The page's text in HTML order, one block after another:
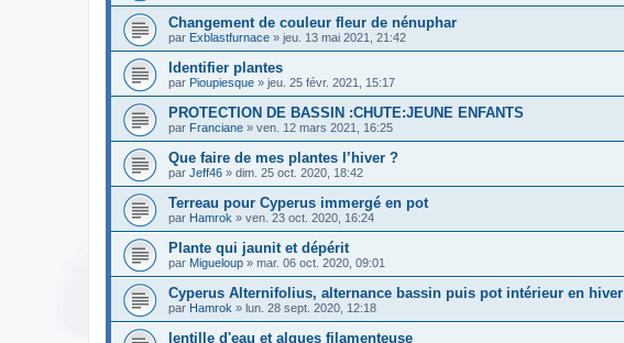
Changement de couleur fleur de nénuphar
par Exblastfurnace » jeu. 13 mai 2021, 21:42
Identifier plantes
par Pioupiesque » jeu. 25 févr. 2021, 15:17
PROTECTION DE BASSIN :CHUTE:JEUNE ENFANTS
par Franciane » ven. 12 mars 2021, 16:25
Que faire de mes plantes l’hiver ?
par Jeff46 » dim. 25 oct. 2020, 18:42
Terreau pour Cyperus immergé en pot
par Hamrok » ven. 23 oct. 2020, 16:24
Plante qui jaunit et dépérit
par Migueloup » mar. 06 oct. 2020, 09:01
Cyperus Alternifolius, alternance bassin puis pot intérieur en hiver
par Hamrok » lun. 28 sept. 2020, 12:18
lentille d'eau et algues filamenteuse